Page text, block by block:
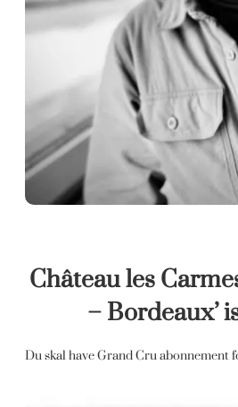
Château les
– Bordeaux’
Du skal have Grand Cru abonnement